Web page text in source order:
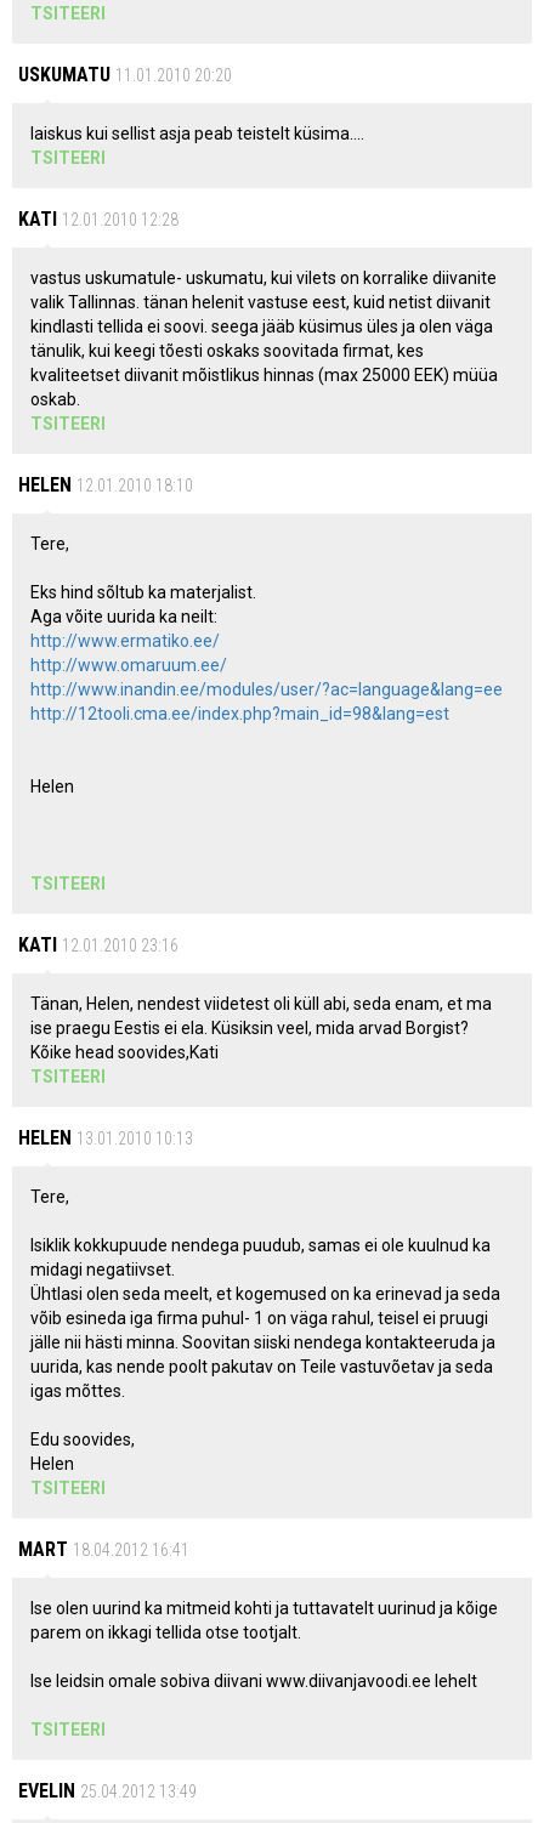
TSITEERI
USKUMATU 11.01.2010 20:20
laiskus kui sellist asja peab teistelt küsima....
TSITEERI
KATI 12.01.2010 12:28
vastus uskumatule- uskumatu, kui vilets on korralike diivanite
valik Tallinnas. tänan helenit vastuse eest, kuid netist diivanit
kindlasti tellida ei soovi. seega jääb küsimus üles ja olen väga
tänulik, kui keegi tõesti oskaks soovitada firmat, kes
kvaliteetset diivanit mõistlikus hinnas (max 25000 EEK) müüa
oskab.
TSITEERI
HELEN 12.01.2010 18:10
Tere,
Eks hind sõltub ka materjalist.
Aga võite uurida ka neilt:
http://www.ermatiko.ee/
http://www.omaruum.ee/
http://www.inandin.ee/modules/user/?ac=language&lang=ee
http://12tooli.cma.ee/index.php?main_id=98&lang=est
Helen
TSITEERI
KATI 12.01.2010 23:16
Tänan, Helen, nendest viidetest oli küll abi, seda enam, et ma
ise praegu Eestis ei ela. Küsiksin veel, mida arvad Borgist?
Kõike head soovides,Kati
TSITEERI
HELEN 13.01.2010 10:13
Tere,
Isiklik kokkupuude nendega puudub, samas ei ole kuulnud ka
midagi negatiivset.
Ühtlasi olen seda meelt, et kogemused on ka erinevad ja seda
võib esineda iga firma puhul- 1 on väga rahul, teisel ei pruugi
jälle nii hästi minna. Soovitan siiski nendega kontakteeruda ja
uurida, kas nende poolt pakutav on Teile vastuvõetav ja seda
igas mõttes.
Edu soovides,
Helen
TSITEERI
MART 18.04.2012 16:41
Ise olen uurind ka mitmeid kohti ja tuttavatelt uurinud ja kõige
parem on ikkagi tellida otse tootjalt.
Ise leidsin omale sobiva diivani www.diivanjavoodi.ee lehelt
TSITEERI
EVELIN 25.04.2012 13:49